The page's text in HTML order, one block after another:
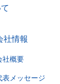
社情報
社概要
表メッセージ